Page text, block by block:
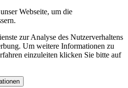
Webseite, um die
zur Analyse des Nutzerverhaltens
Um weitere Informationen zu
einzuleiten klicken Sie bitte auf